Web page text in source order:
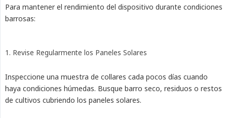
Para mantener el rendimiento del dispositivo durante condiciones
barrosas:
1. Revise Regularmente los Paneles Solares
Inspeccione una muestra de collares cada pocos días cuando
haya condiciones húmedas. Busque barro seco, residuos o restos
de cultivos cubriendo los paneles solares.